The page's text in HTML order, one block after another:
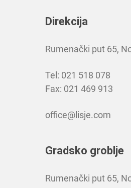
Direkcija
Rumenački put 65,
Tel: 021 518 078
Fax: 021 469 913
office@lisje.com
Gradsko groblje
Rumenački put 65,